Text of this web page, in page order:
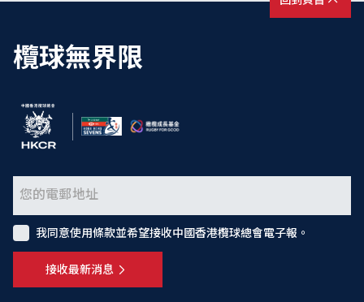
欖球無界限
接收最新消息
我同意使用條款並希望接收中國香港欖球總會電子報。